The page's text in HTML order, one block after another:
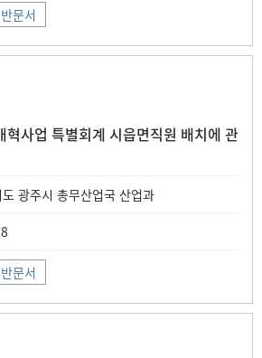
문서
사업 특별회계 시읍면직원 배치에 관
도 광주시 총무산업국 산업과
문서